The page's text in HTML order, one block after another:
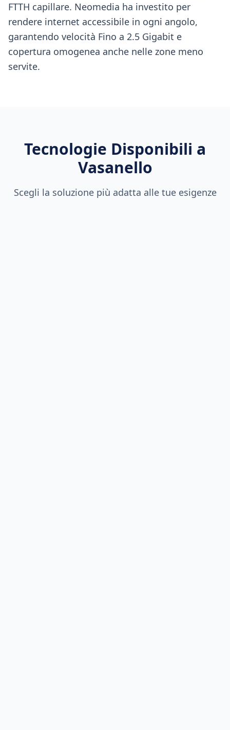
FTTH capillare. Neomedia ha investito per
rendere internet accessibile in ogni angolo,
garantendo velocità Fino a 2.5 Gigabit e
copertura omogenea anche nelle zone meno
servite.
Tecnologie Disponibili a
Vasanello
Scegli la soluzione più adatta alle tue esigenze